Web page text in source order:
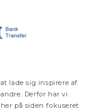
at lade sig inspirere af
andre. Derfor har vi
her på siden fokuseret